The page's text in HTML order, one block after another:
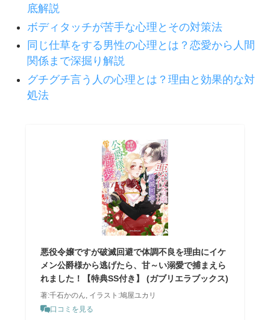
底解説
ボディタッチが苦手な心理とその対策法
同じ仕草をする男性の心理とは？恋愛から人間
関係まで深掘り解説
グチグチ言う人の心理とは？理由と効果的な対
処法
悪役令嬢ですが破滅回避で体調不良を理由にイケ
メン公爵様から逃げたら、甘～い溺愛で捕まえら
れました！【特典SS付き】 (ガブリエラブックス)
著:千石かのん, イラスト:鳩屋ユカリ
口コミを見る